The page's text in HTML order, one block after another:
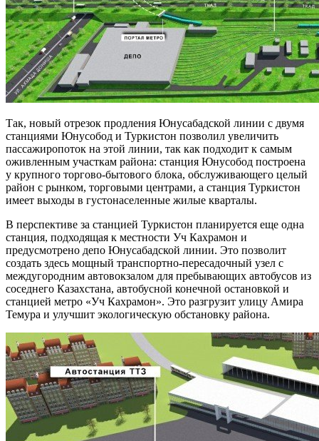
Так, новый отрезок продления Юнусабадской линии с двумя
станциями Юнусобод и Туркистон позволил увеличить
пассажиропоток на этой линии, так как подходит к самым
оживленным участкам района: станция Юнусобод построена
у крупного торгово-бытового блока, обслуживающего целый
район с рынком, торговыми центрами, а станция Туркистон
имеет выходы в густонаселенные жилые кварталы.
В перспективе за станцией Туркистон планируется еще одна
станция, подходящая к местности Уч Кахрамон и
предусмотрено депо Юнусабадской линии. Это позволит
создать здесь мощный транспортно-пересадочный узел с
междугородним автовокзалом для пребывающих автобусов из
соседнего Казахстана, автобусной конечной остановкой и
станцией метро «Уч Кахрамон». Это разгрузит улицу Амира
Темура и улучшит экологическую обстановку района.